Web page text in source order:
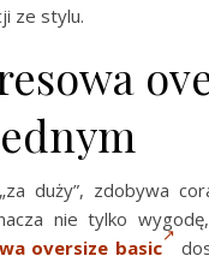
ze stylu.
duży”, zdobywa
nie tylko
oversize basic